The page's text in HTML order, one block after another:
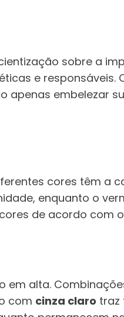
sobre a
e responsáveis.
apenas embelezar
cores têm a
enquanto o
de acordo com
em alta.
com cinza claro traz